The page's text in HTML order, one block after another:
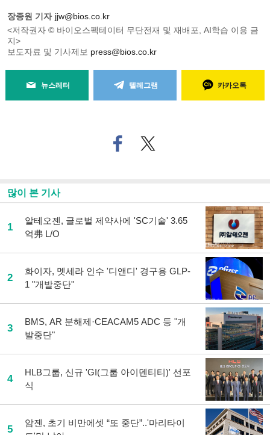
장종원 기자 jjw@bios.co.kr
<저작권자 © 바이오스펙테이터 무단전재 및 재배포, AI학습 이용 금
지>
보도자료 및 기사제보 press@bios.co.kr
뉴스레터 텔레그램 카카오톡
페
이
기
사
공
트위
터로
많이 본 기사
1
알테오젠, 글로벌 제약사에 'SC기술' 3.65
억弗 L/O
2
화이자, 멧세라 인수 '디앤디' 경구용 GLP-
1 "개발중단"
3
BMS, AR 분해제·CEACAM5 ADC 등 "개
발중단"
4
HLB그룹, 신규 'GI(그룹 아이덴티티)' 선포
식
5
암젠, 초기 비만에셋 “또 중단”..'마리타이